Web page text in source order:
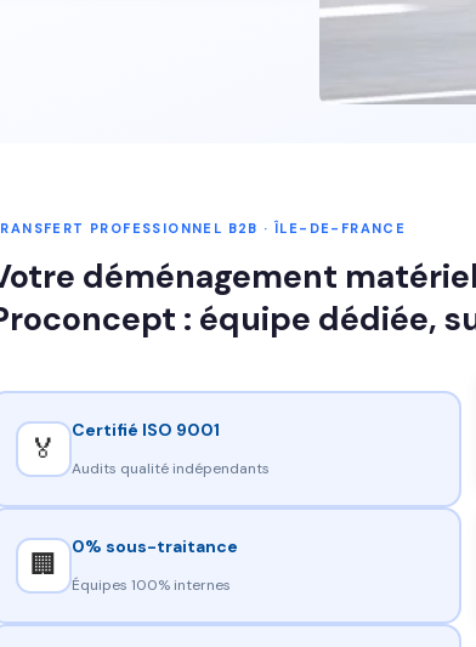
PROFESSIONNEL B2B · ÎLE-DE-FRANCE
déménagement
: équipe dédiée,
🏅
Certifié ISO 9001
Audits qualité indépendants
🏢
0% sous-traitance
Équipes 100% internes